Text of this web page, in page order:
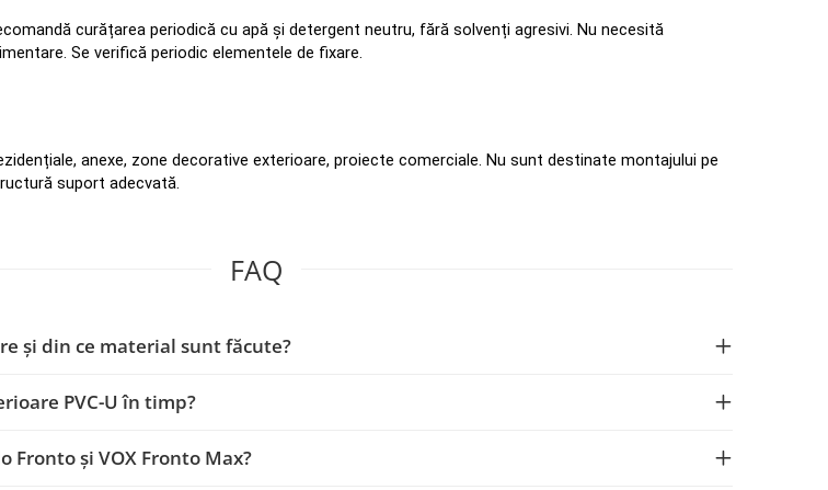
curățarea periodică cu apă și detergent neutru, fără solvenți agresivi. Nu necesită
Se verifică periodic elementele de fixare.
anexe, zone decorative exterioare, proiecte comerciale. Nu sunt destinate montajului pe
suport adecvată.
FAQ
și din ce material sunt făcute?
PVC-U în timp?
Fronto și VOX Fronto Max?